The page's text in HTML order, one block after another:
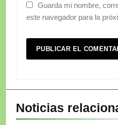
Guarda mi nombre,
este navegador para la
Noticias